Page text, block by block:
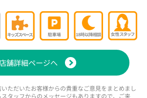
店舗詳細ページへ
ただいたお客様からの貴重なご意見をまとめまし
タッフからのメッセージもありますので、ご来